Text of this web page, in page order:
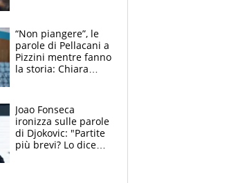
Soulè e Osorio nel
mirino
“Non piangere”, le
parole di Pellacani a
Pizzini mentre fanno
la storia: Chiara
Joao Fonseca
ironizza sulle parole
di Djokovic: "Partite
più brevi? Lo dice